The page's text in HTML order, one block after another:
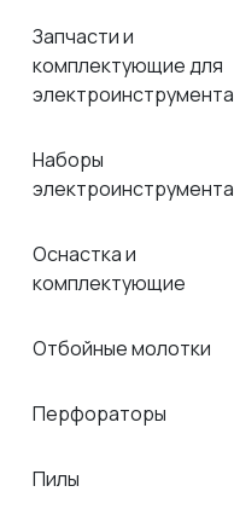
Запчасти и
комплектующие для
электроинструмента
Наборы
электроинструмента
Оснастка и
комплектующие
Отбойные молотки
Перфораторы
Пилы